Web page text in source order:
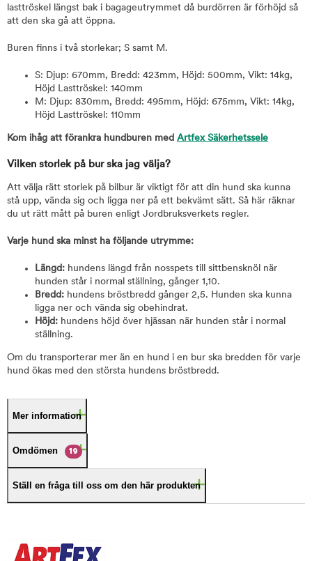
lasttröskel längst bak i bagageutrymmet då burdörren är förhöjd så
att den ska gå att öppna.
Buren finns i två storlekar; S samt M.
S: Djup: 670mm, Bredd: 423mm, Höjd: 500mm, Vikt: 14kg,
Höjd Lasttröskel: 140mm
M: Djup: 830mm, Bredd: 495mm, Höjd: 675mm, Vikt: 14kg,
Höjd Lasttröskel: 110mm
Kom ihåg att förankra hundburen med Artfex Säkerhetssele
Vilken storlek på bur ska jag välja?
Att välja rätt storlek på bilbur är viktigt för att din hund ska kunna
stå upp, vända sig och ligga ner på ett bekvämt sätt. Så här räknar
du ut rätt mått på buren enligt Jordbruksverkets regler.
Varje hund ska minst ha följande utrymme:
Längd: hundens längd från nosspets till sittbensknöl när
hunden står i normal ställning, gånger 1,10.
Bredd: hundens bröstbredd gånger 2,5. Hunden ska kunna
ligga ner och vända sig obehindrat.
Höjd: hundens höjd över hjässan när hunden står i normal
ställning.
Om du transporterar mer än en hund i en bur ska bredden för varje
hund ökas med den största hundens bröstbredd.
Mer information
Omdömen 19
Ställ en fråga till oss om den här produkten